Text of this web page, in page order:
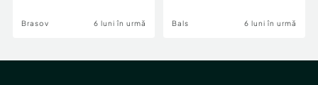
Brasov 6 luni în urmă Bals 6 luni în urmă